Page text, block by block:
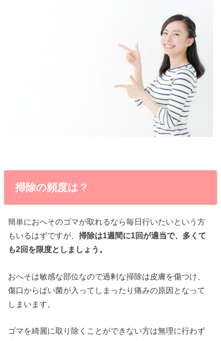
掃除の頻度は？
簡単におへそのゴマが取れるなら毎日行いたいという方
もいるはずですが、掃除は1週間に1回が適当で、多くて
も2回を限度としましょう。
おへそは敏感な部位なので過剰な掃除は皮膚を傷つけ、
傷口からばい菌が入ってしまったり痛みの原因となって
しまいます。
ゴマを綺麗に取り除くことができない方は無理に行わず